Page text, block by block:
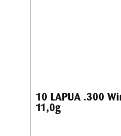
10 LAPUA .300
11,0g